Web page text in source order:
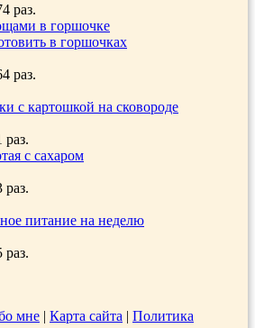
раз.
в горшочках
раз.
с картошкой на сковороде
с сахаром
питание на неделю
мне | Карта сайта | Политика